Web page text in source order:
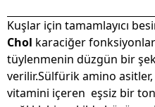
Kuşlar için tamamlayıcı
Chol karaciğer
tüylenmenin düzgün bir
verilir.Sülfürik amino
vitamini içeren eşsiz bir